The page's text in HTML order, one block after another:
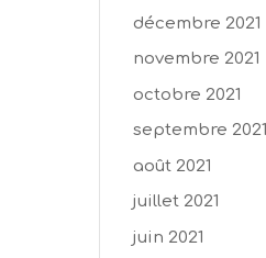
décembre 2021
novembre 2021
octobre 2021
septembre 2021
août 2021
juillet 2021
juin 2021